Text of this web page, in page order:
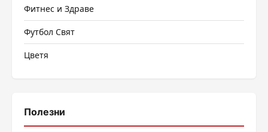
Фитнес и Здраве
Футбол Свят
Цветя
Полезни